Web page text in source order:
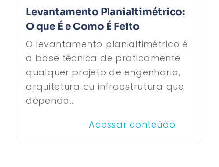
Levantamento Planialtimétrico:
O que É e Como É Feito
O levantamento planialtimétrico é
a base técnica de praticamente
qualquer projeto de engenharia,
arquitetura ou infraestrutura que
dependa...
Acessar conteúdo